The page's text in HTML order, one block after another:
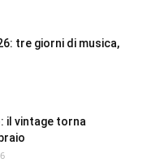
tre giorni di musica,
il vintage torna